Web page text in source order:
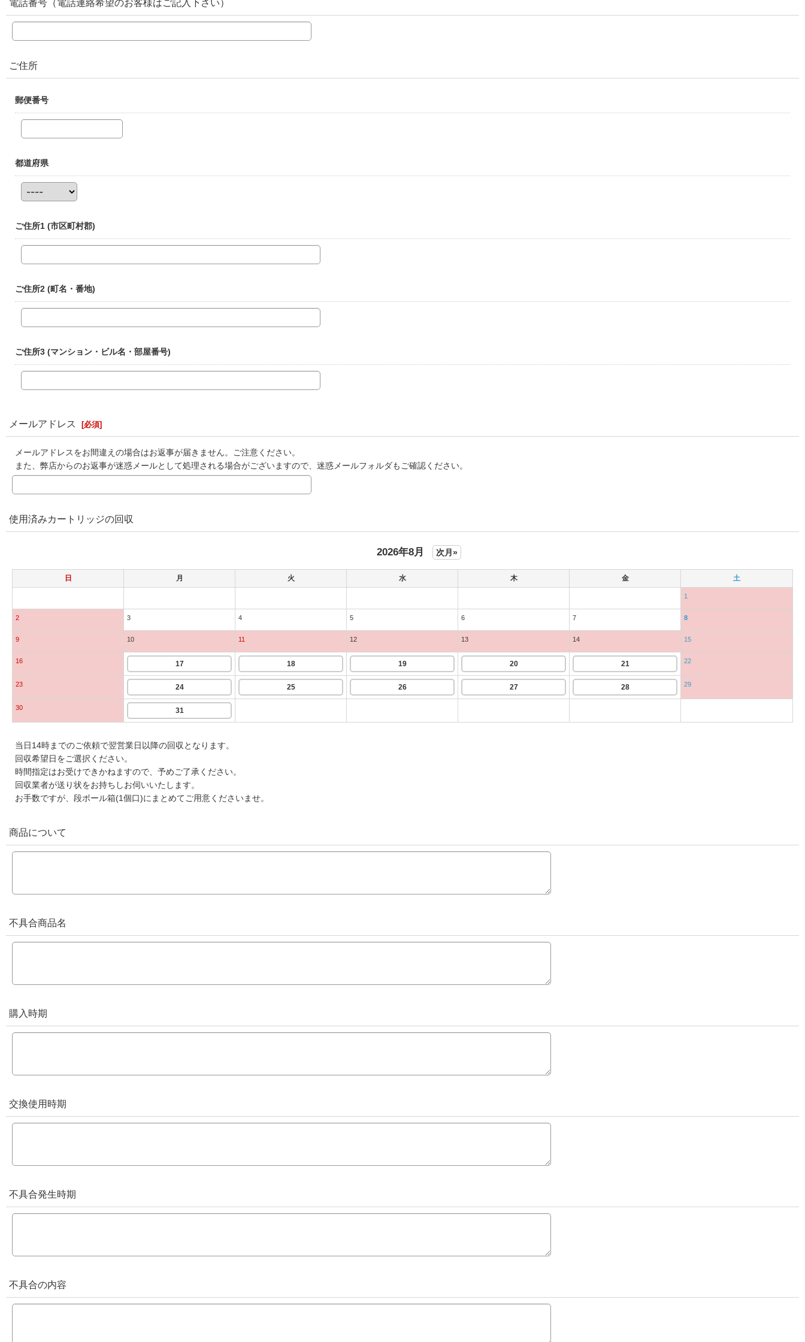
電話番号（電話連絡希望のお客様はご記入下さい）
ご住所
郵便番号
都道府県
ご住所1 (市区町村郡)
ご住所2 (町名・番地)
ご住所3 (マンション・ビル名・部屋番号)
メールアドレス [必須]
メールアドレスをお間違えの場合はお返事が届きません。ご注意ください。
また、弊店からのお返事が迷惑メールとして処理される場合がございますので、迷惑メールフォルダもご確認ください。
使用済みカートリッジの回収
2026年8月 次月»
日 月 火 水 木 金 土
1
2 3 4 5 6 7 8
9 10 11 12 13 14 15
16 17 18 19 20 21 22
23 24 25 26 27 28 29
30 31
当日14時までのご依頼で翌営業日以降の回収となります。
回収希望日をご選択ください。
時間指定はお受けできかねますので、予めご了承ください。
回収業者が送り状をお持ちしお伺いいたします。
お手数ですが、段ボール箱(1個口)にまとめてご用意くださいませ。
商品について
不具合商品名
購入時期
交換使用時期
不具合発生時期
不具合の内容